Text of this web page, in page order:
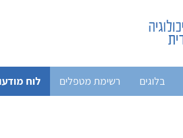
בלוגים רשימת מטפלים לוח